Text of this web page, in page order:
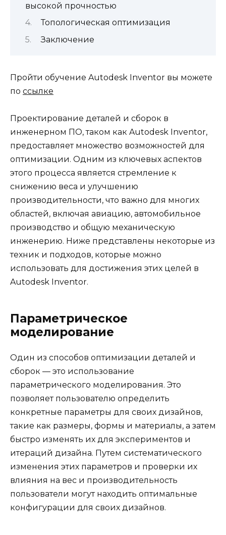
высокой прочностью
Топологическая оптимизация
Заключение
Пройти обучение Autodesk Inventor вы можете
по ссылке
Проектирование деталей и сборок в
инженерном ПО, таком как Autodesk Inventor,
предоставляет множество возможностей для
оптимизации. Одним из ключевых аспектов
этого процесса является стремление к
снижению веса и улучшению
производительности, что важно для многих
областей, включая авиацию, автомобильное
производство и общую механическую
инженерию. Ниже представлены некоторые из
техник и подходов, которые можно
использовать для достижения этих целей в
Autodesk Inventor.
Параметрическое
моделирование
Один из способов оптимизации деталей и
сборок — это использование
параметрического моделирования. Это
позволяет пользователю определить
конкретные параметры для своих дизайнов,
такие как размеры, формы и материалы, а затем
быстро изменять их для экспериментов и
итераций дизайна. Путем систематического
изменения этих параметров и проверки их
влияния на вес и производительность
пользователи могут находить оптимальные
конфигурации для своих дизайнов.